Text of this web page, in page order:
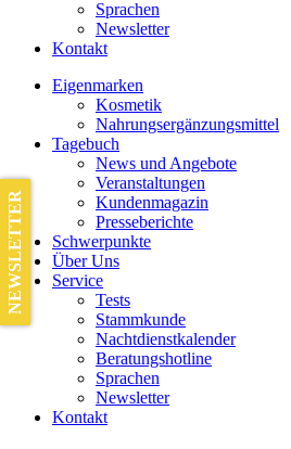
Sprachen
Newsletter
Kontakt
Eigenmarken
Kosmetik
Nahrungsergänzungsmittel
Tagebuch
News und Angebote
Veranstaltungen
Kundenmagazin
Presseberichte
Schwerpunkte
Über Uns
Service
Tests
Stammkunde
Nachtdienstkalender
Beratungshotline
Sprachen
Newsletter
Kontakt
NEWSLETTER